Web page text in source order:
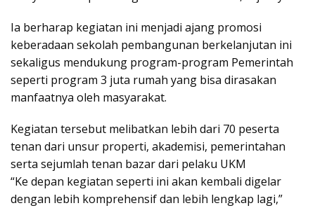
Ia berharap kegiatan ini menjadi ajang promosi
keberadaan sekolah pembangunan berkelanjutan ini
sekaligus mendukung program-program Pemerintah
seperti program 3 juta rumah yang bisa dirasakan
manfaatnya oleh masyarakat.
Kegiatan tersebut melibatkan lebih dari 70 peserta
tenan dari unsur properti, akademisi, pemerintahan
serta sejumlah tenan bazar dari pelaku UKM
“Ke depan kegiatan seperti ini akan kembali digelar
dengan lebih komprehensif dan lebih lengkap lagi,”